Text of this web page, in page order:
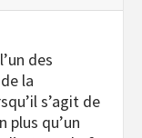
des
la
s’agit de
plus qu’un